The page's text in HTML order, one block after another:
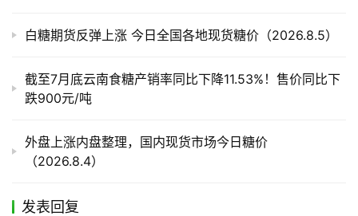
白糖期货反弹上涨 今日全国各地现货糖价（2026.8.5）
截至7月底云南食糖产销率同比下降11.53%！售价同比下
跌900元/吨
外盘上涨内盘整理，国内现货市场今日糖价
（2026.8.4）
发表回复